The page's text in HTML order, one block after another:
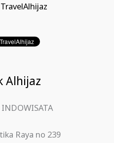
Alhijaz
INDOWISATA
Raya no 239